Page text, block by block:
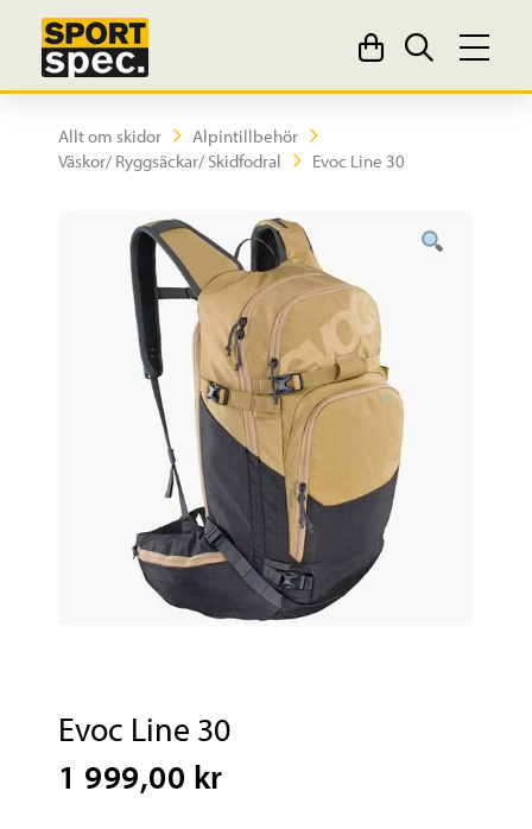
Allt om skidor
Alpintillbehör
Väskor/ Ryggsäckar/ Skidfodral
Evoc Line 30
Evoc Line 30
1 999,00 kr